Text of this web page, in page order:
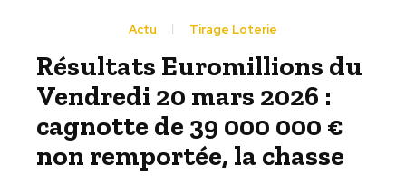
Actu Tirage Loterie
Résultats Euromillions du
Vendredi 20 mars 2026 :
cagnotte de 39 000 000 €
non remportée, la chasse